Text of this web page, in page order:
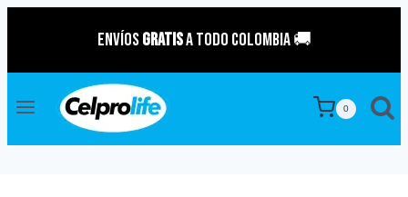
EnvíosGRATISa todo Colombia 🚚
0